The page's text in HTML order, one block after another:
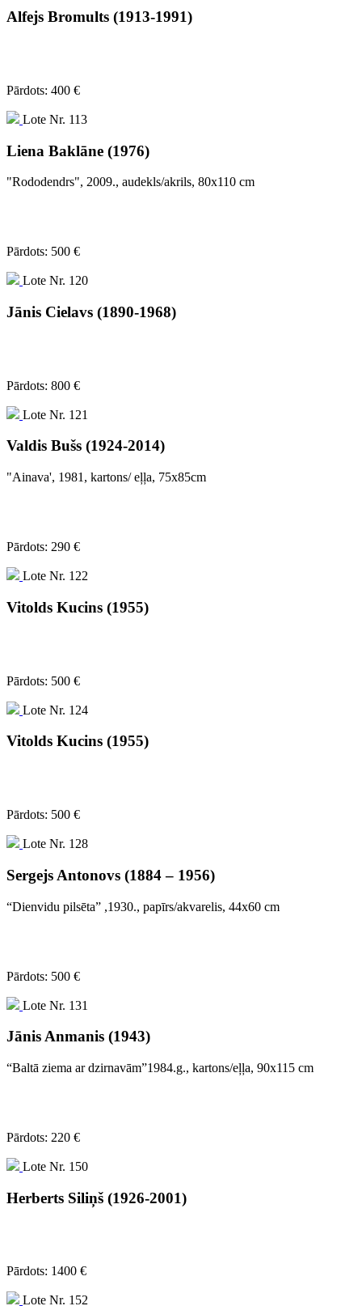
Alfejs Bromults (1913-1991)
Pārdots: 400 €
Lote Nr. 113
Liena Baklāne (1976)
"Rododendrs", 2009., audekls/akrils, 80x110 cm
Pārdots: 500 €
Lote Nr. 120
Jānis Cielavs (1890-1968)
Pārdots: 800 €
Lote Nr. 121
Valdis Bušs (1924-2014)
"Ainava', 1981, kartons/ eļļa, 75x85cm
Pārdots: 290 €
Lote Nr. 122
Vitolds Kucins (1955)
Pārdots: 500 €
Lote Nr. 124
Vitolds Kucins (1955)
Pārdots: 500 €
Lote Nr. 128
Sergejs Antonovs (1884 – 1956)
“Dienvidu pilsēta” ,1930., papīrs/akvarelis, 44x60 cm
Pārdots: 500 €
Lote Nr. 131
Jānis Anmanis (1943)
“Baltā ziema ar dzirnavām”1984.g., kartons/eļļa, 90x115 cm
Pārdots: 220 €
Lote Nr. 150
Herberts Siliņš (1926-2001)
Pārdots: 1400 €
Lote Nr. 152